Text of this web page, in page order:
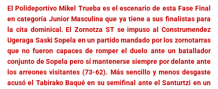
El Polideportivo Mikel Trueba es el escenario de esta Fase Final
en categoría Junior Masculina que ya tiene a sus finalistas para
la cita dominical. El Zornotza ST se impuso al Construmendez
Ugeraga Saski Sopela en un partido mandado por los zornotarras
que no fueron capaces de romper el duelo ante un batallador
conjunto de Sopela pero sí mantenerse siempre por delante ante
los arreones visitantes (73-62). Más sencillo y menos desgaste
acusó el Tabirako Baqué en su semifinal ante el Santurtzi en un